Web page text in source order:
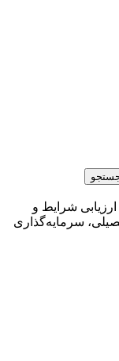
ارزیابی شرایط و
سرمایه‌گذاری